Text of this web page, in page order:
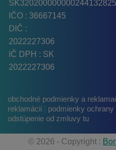
IČO : 36667145
DIČ :
2022227306
IČ DPH : SK
2022227306
obchodné podmienky a
reklamácii
podmienky
odstúpenie od zmluvy tu
© 2026 - Copyright :